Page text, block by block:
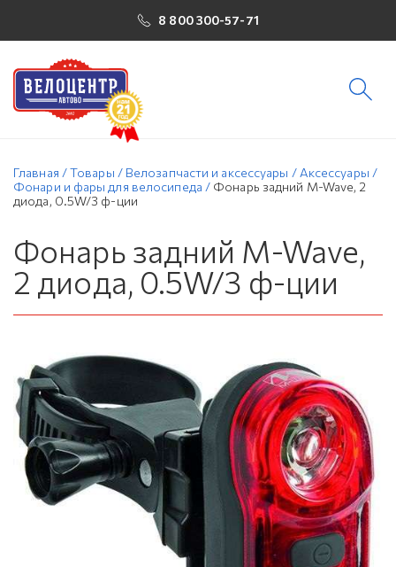
8 800 300-57-71
Главная /Товары / Велозапчасти и аксессуары / Аксессуары /
Фонари и фары для велосипеда / Фонарь задний M-Wave, 2
диода, 0.5W/3 ф-ции
Фонарь задний M-Wave,
2 диода, 0.5W/3 ф-ции